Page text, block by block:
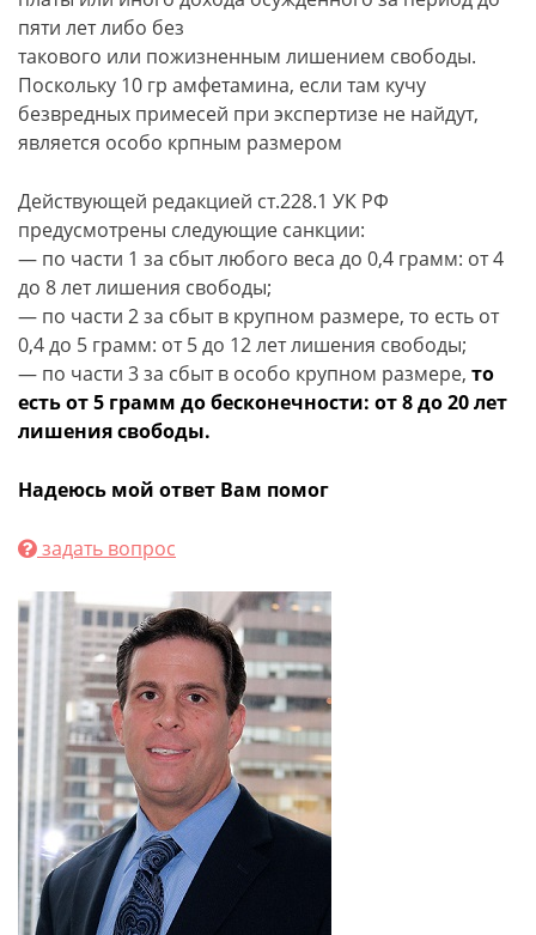
пяти лет либо без
такового или пожизненным лишением свободы.
Поскольку 10 гр амфетамина, если там кучу
безвредных примесей при экспертизе не найдут,
является особо крпным размером
Действующей редакцией ст.228.1 УК РФ
предусмотрены следующие санкции:
— по части 1 за сбыт любого веса до 0,4 грамм: от 4
до 8 лет лишения свободы;
— по части 2 за сбыт в крупном размере, то есть от
0,4 до 5 грамм: от 5 до 12 лет лишения свободы;
— по части 3 за сбыт в особо крупном размере, то
есть от 5 грамм до бесконечности: от 8 до 20 лет
лишения свободы.
Надеюсь мой ответ Вам помог
задать вопрос